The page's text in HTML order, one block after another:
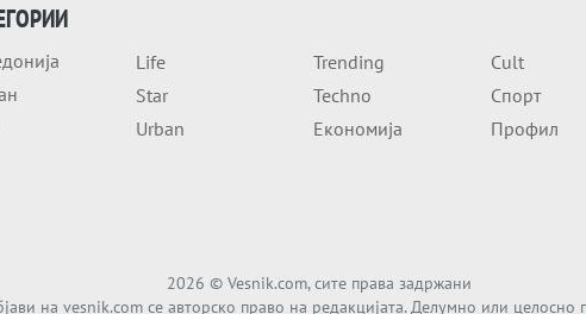
Life
Star
Urban
Trending
Techno
Економија
Cult
Спорт
Профил
2026 © Vesnik.com, сите права задржани
на vesnik.com се авторско право на редакцијата. Делумно или целосно